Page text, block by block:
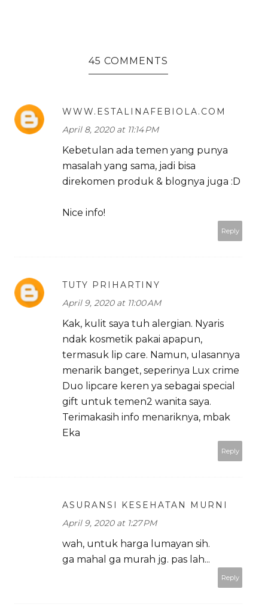
45 COMMENTS
WWW.ESTALINAFEBIOLA.COM
April 8, 2020 at 11:14 PM
Kebetulan ada temen yang punya
masalah yang sama, jadi bisa
direkomen produk & blognya juga :D
Nice info!
Reply
TUTY PRIHARTINY
April 9, 2020 at 11:00 AM
Kak, kulit saya tuh alergian. Nyaris
ndak kosmetik pakai apapun,
termasuk lip care. Namun, ulasannya
menarik banget, seperinya Lux crime
Duo lipcare keren ya sebagai special
gift untuk temen2 wanita saya.
Terimakasih info menariknya, mbak
Eka
Reply
ASURANSI KESEHATAN MURNI
April 9, 2020 at 1:27 PM
wah, untuk harga lumayan sih.
ga mahal ga murah jg. pas lah...
Reply